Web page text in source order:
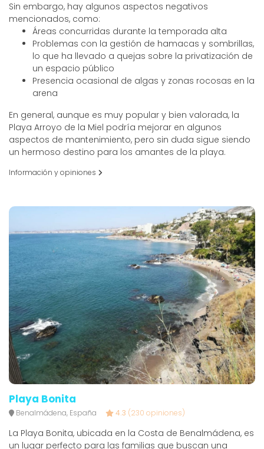
Sin embargo, hay algunos aspectos negativos
mencionados, como:
Áreas concurridas durante la temporada alta
Problemas con la gestión de hamacas y sombrillas,
lo que ha llevado a quejas sobre la privatización de
un espacio público
Presencia ocasional de algas y zonas rocosas en la
arena
En general, aunque es muy popular y bien valorada, la
Playa Arroyo de la Miel podría mejorar en algunos
aspectos de mantenimiento, pero sin duda sigue siendo
un hermoso destino para los amantes de la playa.
Información y opiniones
Playa Bonita
Benalmádena, España 4.3 (230 opiniones)
La Playa Bonita, ubicada en la Costa de Benalmádena, es
un lugar perfecto para las familias que buscan una